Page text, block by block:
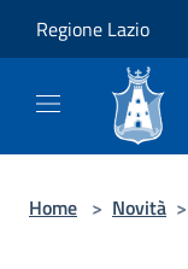
Regione Lazio
Home > Novità >